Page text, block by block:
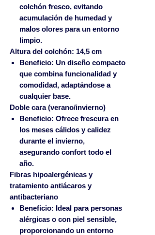
colchón fresco, evitando
acumulación de humedad y
malos olores para un entorno
limpio.
Altura del colchón: 14,5 cm
Beneficio: Un diseño compacto
que combina funcionalidad y
comodidad, adaptándose a
cualquier base.
Doble cara (verano/invierno)
Beneficio: Ofrece frescura en
los meses cálidos y calidez
durante el invierno,
asegurando confort todo el
año.
Fibras hipoalergénicas y
tratamiento antiácaros y
antibacteriano
Beneficio: Ideal para personas
alérgicas o con piel sensible,
proporcionando un entorno